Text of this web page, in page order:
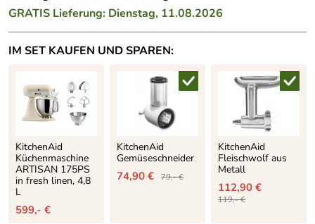
GRATIS Lieferung: Dienstag, 11.08.2026
IM SET KAUFEN UND SPAREN:
KitchenAid
Küchenmaschine
ARTISAN 175PS
in fresh linen, 4,8
L
599,- €
KitchenAid
Gemüseschneider
74,90 € 79,- €
KitchenAid
Fleischwolf aus
Metall
112,90 €
119,- €